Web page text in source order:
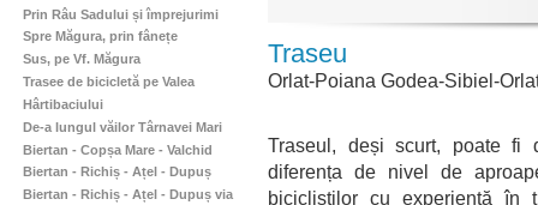
Prin Râu Sadului și împrejurimi
Spre Măgura, prin fânețe
Sus, pe Vf. Măgura
Trasee de bicicletă pe Valea
Hârtibaciului
De-a lungul văilor Târnavei Mari
Biertan - Copșa Mare - Valchid
Biertan - Richiș - Ațel - Dupuș
Biertan - Richiș - Ațel - Dupuș via
Traseu
Orlat-Poiana Godea-Sibiel-
Traseul, deși scurt, poate fi
diferența de nivel de
bicicliștilor cu experiență în